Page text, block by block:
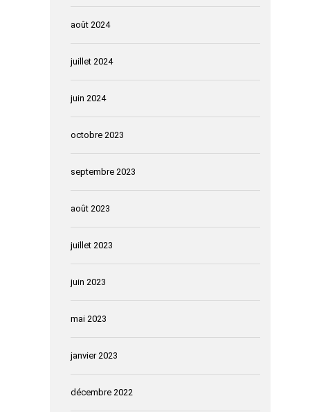
août 2024
juillet 2024
juin 2024
octobre 2023
septembre 2023
août 2023
juillet 2023
juin 2023
mai 2023
janvier 2023
décembre 2022